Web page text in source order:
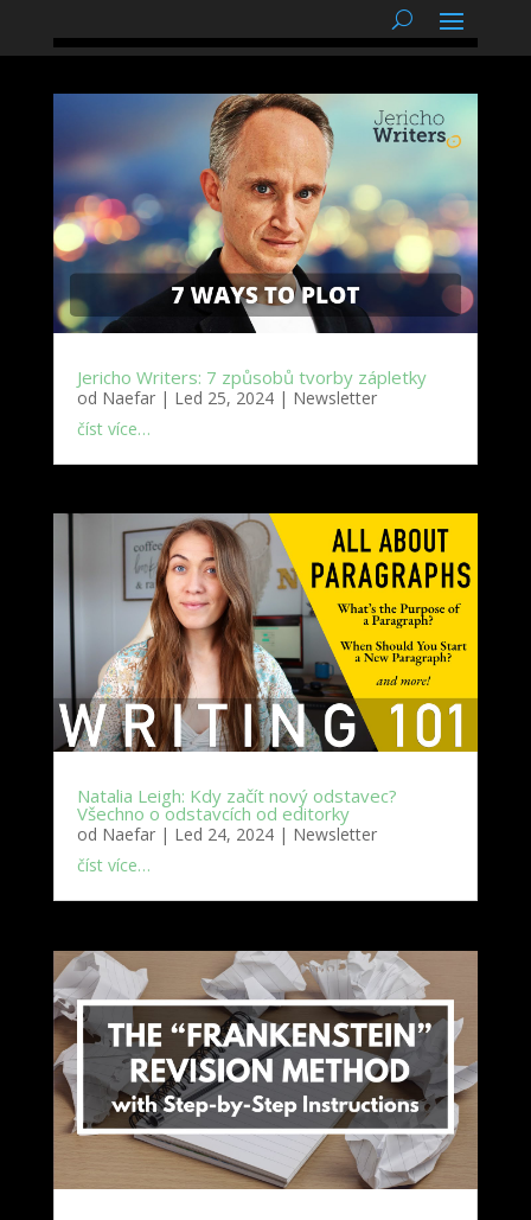
Jericho Writers: 7 způsobů tvorby zápletky
od Naefar| Led 25, 2024| Newsletter
číst více…
Natalia Leigh: Kdy začít nový odstavec?
Všechno o odstavcích od editorky
od Naefar| Led 24, 2024| Newsletter
číst více…